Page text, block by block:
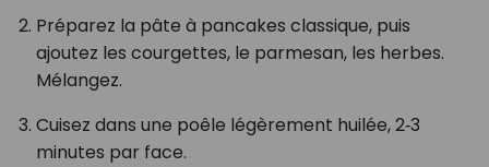
Préparez la pâte à pancakes classique, puis
ajoutez les courgettes, le parmesan, les herbes.
Mélangez.
Cuisez dans une poêle légèrement huilée, 2‑3
minutes par face.